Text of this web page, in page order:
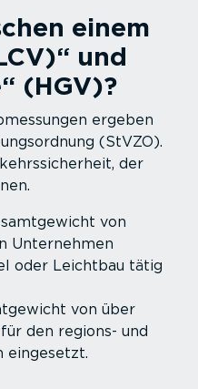
einem
und
(HGV)?
ergeben
(StVZO).
der
von
Unternehmen
oder Leichtbau tätig
von über
den regions- und
eingesetzt.